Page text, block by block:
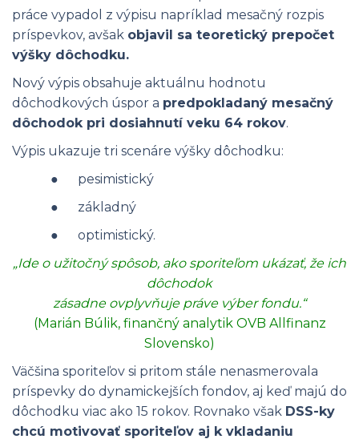
práce vypadol z výpisu napríklad mesačný rozpis
príspevkov, avšak objavil sa teoretický prepočet
výšky dôchodku.
Nový výpis obsahuje aktuálnu hodnotu
dôchodkových úspor a predpokladaný mesačný
dôchodok pri dosiahnutí veku 64 rokov.
Výpis ukazuje tri scenáre výšky dôchodku:
● pesimistický
● základný
● optimistický.
„Ide o užitočný spôsob, ako sporiteľom ukázať, že ich
dôchodok
zásadne ovplyvňuje práve výber fondu.“
(Marián Búlik, finančný analytik OVB Allfinanz
Slovensko)
Väčšina sporiteľov si pritom stále nenasmerovala
príspevky do dynamickejších fondov, aj keď majú do
dôchodku viac ako 15 rokov. Rovnako však DSS-ky
chcú motivovať sporiteľov aj k vkladaniu